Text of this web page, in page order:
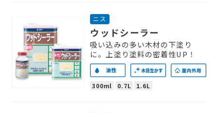
ニス
ウッドシーラー
吸い込みの多い木材の下塗り
に。上塗り塗料の密着性UP！
300ml 0.7L 1.6L